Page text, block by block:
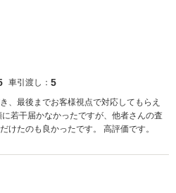
車引渡し： 5
、最後までお客様視点で対応してもらえ
若干届かなかったですが、他者さんの査
けたのも良かったです。 高評価です。